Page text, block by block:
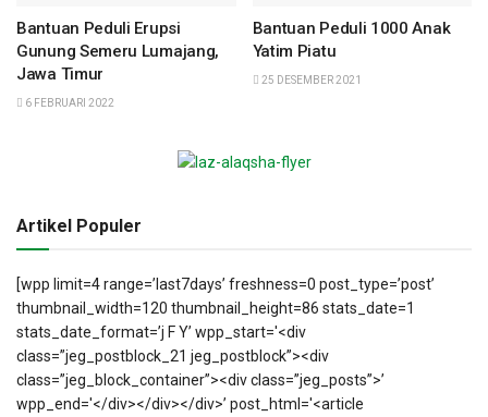
Bantuan Peduli Erupsi
Gunung Semeru Lumajang,
Jawa Timur
6 FEBRUARI 2022
Bantuan Peduli 1000 Anak
Yatim Piatu
25 DESEMBER 2021
Artikel Populer
[wpp limit=4 range=’last7days’ freshness=0 post_type=’post’
thumbnail_width=120 thumbnail_height=86 stats_date=1
stats_date_format=’j F Y’ wpp_start='<div
class=”jeg_postblock_21 jeg_postblock”><div
class=”jeg_block_container”><div class=”jeg_posts”>’
wpp_end='</div></div></div>’ post_html='<article